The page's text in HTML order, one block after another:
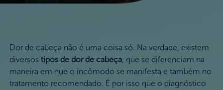
Dor de cabeça não é uma coisa só. Na verdade, existem
diversos tipos de dor de cabeça, que se diferenciam na
maneira em que o incômodo se manifesta e também no
tratamento recomendado. É por isso que o diagnóstico